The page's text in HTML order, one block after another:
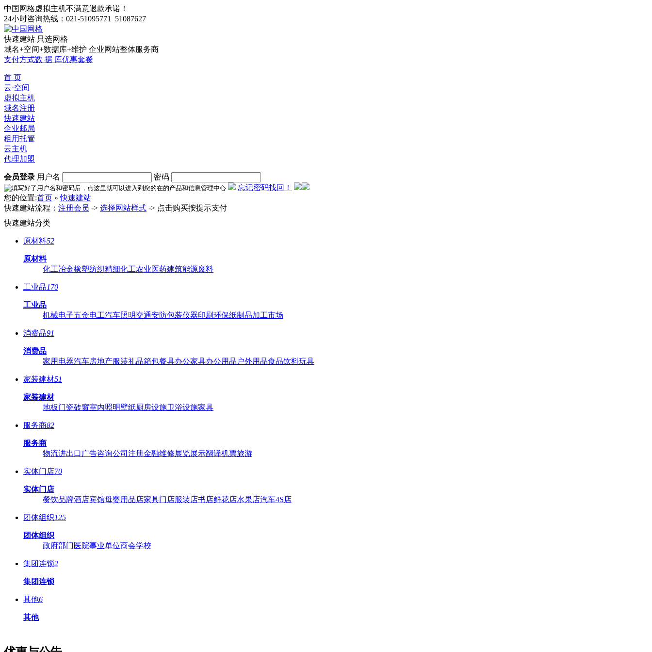
中国网格虚拟主机不满意退款承诺！
24小时咨询热线：021-51095771 51087627
快速建站 只选网格
域名+空间+数据库+维护 企业网站整体服务商
支付方式数 据 库优惠套餐
首 页
云·空间
虚拟主机
域名注册
快速建站
企业邮局
租用托管
云主机
代理加盟
会员登录 用户名
密码
忘记密码找回！
您的位置:首页 »快速建站
快速建站流程： 注册会员 -> 选择网站样式 -> 点击购买按提示支付
快速建站分类
原材料52
原材料
化工冶金橡塑纺织精细化工农业医药建筑能源废料
工业品170
工业品
机械电子五金电工汽车照明交通安防包装仪器印刷环保纸制品加工市场
消费品91
消费品
家用电器汽车房地产服装礼品箱包餐具办公家具办公用品 户外用品食品饮料玩具
家装建材51
家装建材
地板门瓷砖窗室内照明壁纸厨房设施卫浴设施家具
服务商82
服务商
物流进出口 广告咨询公司注册金融维修展览展示翻译机票旅游
实体门店70
实体门店
餐饮品牌酒店宾馆母婴用品店家具门店服装店书店鲜花店水果店汽车4S店
团体组织125
团体组织
政府部门 医院事业单位商会学校
集团连锁2
集团连锁
其他6
其他